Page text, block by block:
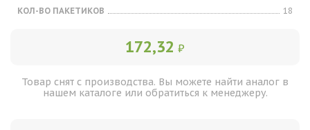
КОЛ-ВО ПАКЕТИКОВ
18
172,32 ₽
Товар снят с производства. Вы можете найти аналог в
нашем каталоге или обратиться к менеджеру.